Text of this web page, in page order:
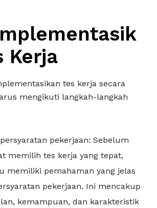
Kerja
tes kerja secara
mengikuti langkah-langkah
pekerjaan: Sebelum
memilih tes kerja yang tepat,
memiliki pemahaman yang jelas
pekerjaan. Ini mencakup
kemampuan, dan karakteristik